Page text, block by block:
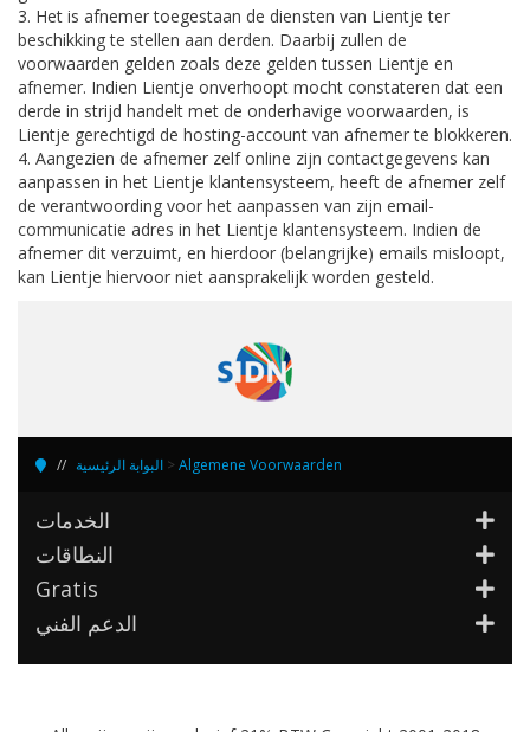
3. Het is afnemer toegestaan de diensten van Lientje ter
beschikking te stellen aan derden. Daarbij zullen de
voorwaarden gelden zoals deze gelden tussen Lientje en
afnemer. Indien Lientje onverhoopt mocht constateren dat een
derde in strijd handelt met de onderhavige voorwaarden, is
Lientje gerechtigd de hosting-account van afnemer te blokkeren.
4. Aangezien de afnemer zelf online zijn contactgegevens kan
aanpassen in het Lientje klantensysteem, heeft de afnemer zelf
de verantwoording voor het aanpassen van zijn email-
communicatie adres in het Lientje klantensysteem. Indien de
afnemer dit verzuimt, en hierdoor (belangrijke) emails misloopt,
kan Lientje hiervoor niet aansprakelijk worden gesteld.
البوابة الرئيسية > Algemene Voorwaarden
الخدمات
النطاقات
Gratis
الدعم الفني